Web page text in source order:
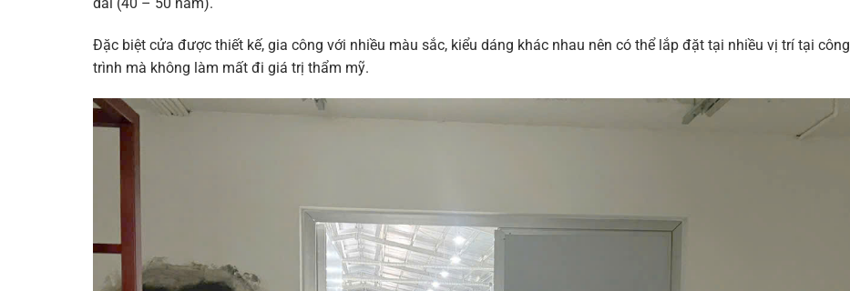
Đặc biệt cửa được thiết kế, gia công với nhiều màu sắc, kiểu dáng khác nhau nên có thể lắp đặt tại nhiều vị trí tại công
trình mà không làm mất đi giá trị thẩm mỹ.